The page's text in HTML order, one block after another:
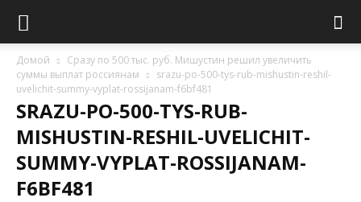
Домой
Сразу по 500 тыс. руб. Мишустин решил увеличить
суммы выплат россиянам
srazu-po-500-tys-rub-mishustin-reshil-
uvelichit-summy-vyplat-rossijanam-f6bf481
SRAZU-PO-500-TYS-RUB-
MISHUSTIN-RESHIL-UVELICHIT-
SUMMY-VYPLAT-ROSSIJANAM-
F6BF481